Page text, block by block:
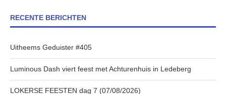
RECENTE BERICHTEN
Uitheems Geduister #405
Luminous Dash viert feest met Achturenhuis in Ledeberg
LOKERSE FEESTEN dag 7 (07/08/2026)